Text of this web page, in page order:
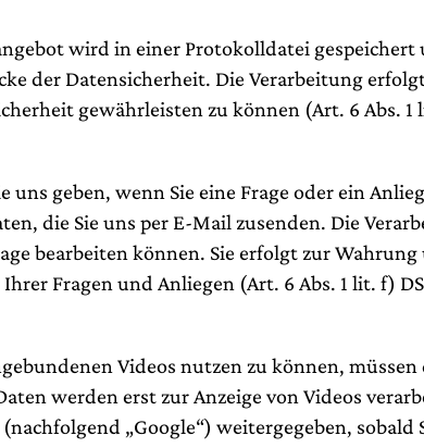
wird in einer Protokolldatei
der Datensicherheit. Die Verarbeitung
gewährleisten zu können (Art. 6 Abs. 1
uns geben, wenn Sie eine Frage oder ein
die Sie uns per E-Mail zusenden. Die
bearbeiten können. Sie erfolgt zur Wahrung
Fragen und Anliegen (Art. 6 Abs. 1 lit. f)
Videos nutzen zu können, müssen
werden erst zur Anzeige von Videos
„Google“) weitergegeben,